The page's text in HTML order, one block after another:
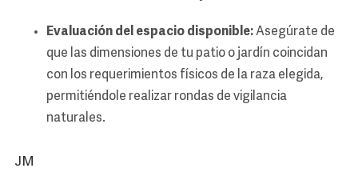
Evaluación del espacio disponible:Asegúrate de
que las dimensiones de tu patio o jardín coincidan
con los requerimientos físicos de la raza elegida,
permitiéndole realizar rondas de vigilancia
naturales.
JM